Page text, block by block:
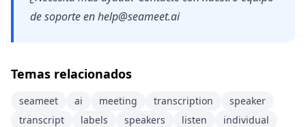
de soporte enhelp@seameet.ai
Temas relacionados
seameet ai meeting transcription
speaker
transcript
labels speakers listen individual